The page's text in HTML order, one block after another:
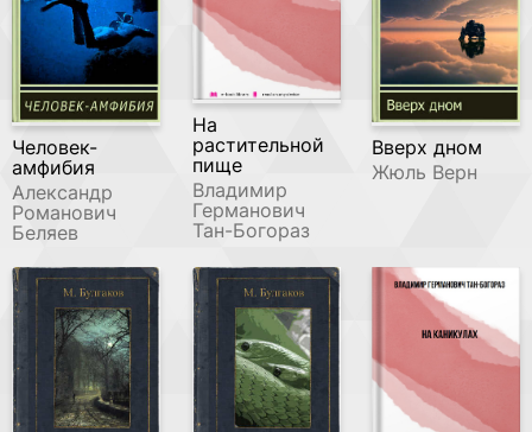
Человек-
амфибия
Александр
Романович
Беляев
На
растительной
пище
Владимир
Германович
Тан-Богораз
Вверх дном
Жюль Верн